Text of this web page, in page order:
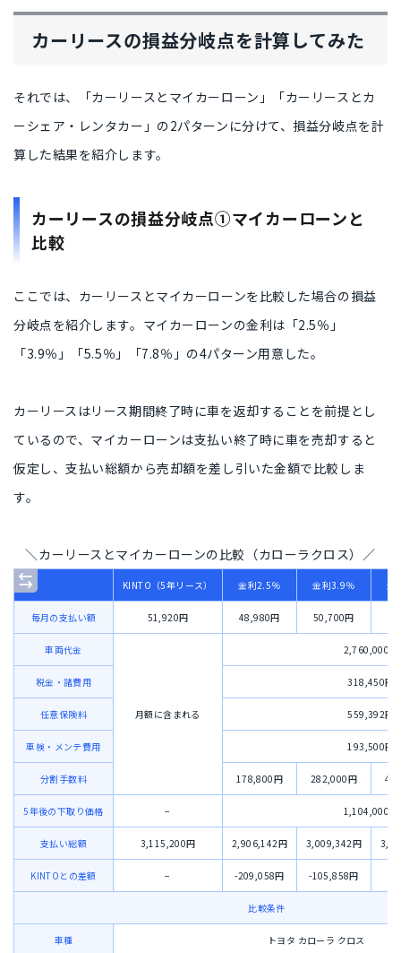
カーリースの損益分岐点を計算してみた
それでは、
「カーリースとマイカーローン」「カーリースとカ
ーシェア・レンタカー」の2パターン に分けて、損益分岐点を計
算した結果を紹介します。
カーリースの損益分岐点①マイカーローンと
比較
ここでは、 カーリースとマイカーローンを比較した場合の損益
分岐点を紹介します。マイカーローンの金利は 「2.5％」
「3.9％」「5.5％」「7.8％」の4パターン用意した。
カーリースはリース期間終了時に車を返却することを前提とし
ているので、 マイカーローンは支払い終了時に車を売却すると
仮定 し、支払い総額から売却額を差し引いた金額で比較しま
す。
＼カーリースとマイカーローンの比較（カローラクロス）／
KINTO（5年リース） 金利2.5％ 金利3.9％ 金
毎月の支払い額 51,920円 48,980円 50,700円
車両代金
月額に含まれる
2,760,000円
税金・諸費用 318,450円
任意保険料 559,392円
車検・メンテ費用 193,500円
分割手数料 178,800円 282,000円
5年後の下取り価格 − 1,104,000円
支払い総額 3,115,200円 2,906,142円 3,009,342円
KINTOとの差額 − -209,058円 -105,858円
比較条件
車種 トヨタ カローラ クロス